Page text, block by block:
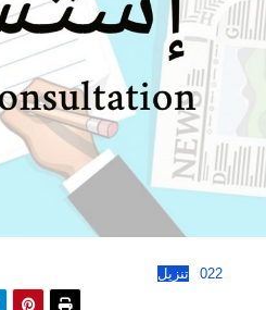
022 تنزيل